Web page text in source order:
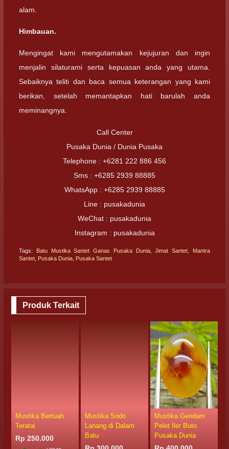
alam.
Himbauan.
Mengingat kami mengutamakan kejujuran dan ingin
menjalin silaturami serta kepuasan anda yang utama.
Sebaiknya teliti dan baca semua keterangan yang kami
berikan, setelah memantapkan hati barulah anda
meminangnya.
Call Center
Pusaka Dunia / Dunia Pusaka
Telephone : +6281 222 886 456
Sms : +6285 2939 88885
WhatsApp : +6285 2939 88885
Line : pusakadunia
WeChat : pusakadunia
Instagram : pusakadunia
Tags: Batu Mustika Santet Ganas Pusaka Dunia,Jimat Santet
Mantra
Santet Pusaka Dunia Pusaka Santet
Produk Terkait
Mustika Bertuah
Teratai
Rp 250.000
Mustika Sodo
Lanang di Dalam
Batu
Mustika Gendam
Pelet Iler Buto
Pusaka Dunia